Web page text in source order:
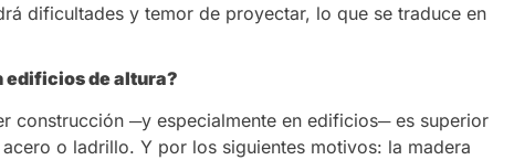
dificultades y temor de proyectar, lo que se traduce en
edificios de altura?
construcción ─y especialmente en edificios─ es superior
o ladrillo. Y por los siguientes motivos: la madera